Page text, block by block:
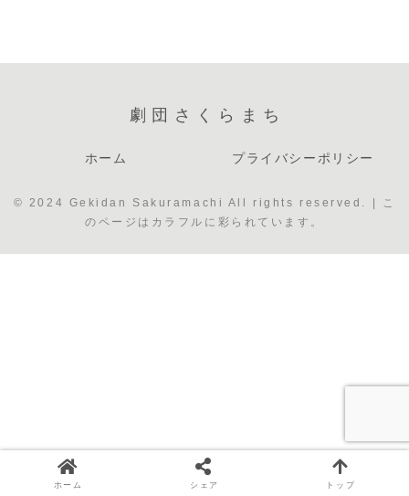
劇団さくらまち
ホーム プライバシーポリシー
© 2024 Gekidan Sakuramachi All rights reserved. | こ
のページはカラフルに彩られています。
ホーム シェア トップ